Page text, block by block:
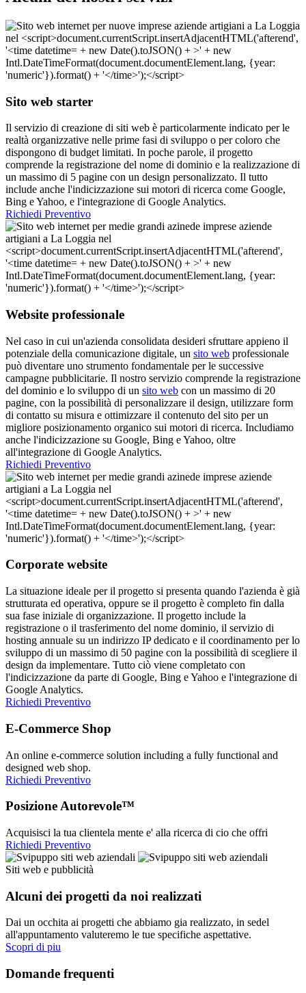
Sito web starter
Il servizio di creazione di siti web è particolarmente indicato per le
realtà organizzative nelle prime fasi di sviluppo o per coloro che
dispongono di budget limitati. In poche parole, il progetto
comprende la registrazione del nome di dominio e la realizzazione di
un massimo di 5 pagine con un design personalizzato. Il tutto
include anche l'indicizzazione sui motori di ricerca come Google,
Bing e Yahoo, e l'integrazione di Google Analytics.
Richiedi Preventivo
Website professionale
Nel caso in cui un'azienda consolidata desideri sfruttare appieno il
potenziale della comunicazione digitale, un sito web professionale
può diventare uno strumento fondamentale per le successive
campagne pubblicitarie. Il nostro servizio comprende la registrazione
del dominio e lo sviluppo di un sito web con un massimo di 20
pagine, con la possibilità di personalizzare il design, utilizzare form
di contatto su misura e ottimizzare il contenuto del sito per un
migliore posizionamento organico sui motori di ricerca. Includiamo
anche l'indicizzazione su Google, Bing e Yahoo, oltre
all'integrazione di Google Analytics.
Richiedi Preventivo
Corporate website
La situazione ideale per il progetto si presenta quando l'azienda è già
strutturata ed operativa, oppure se il progetto è completo fin dalla
sua fase iniziale di organizzazione. Il progetto include la
registrazione o il trasferimento del nome dominio, il servizio di
hosting annuale su un indirizzo IP dedicato e il coordinamento per lo
sviluppo di un massimo di 50 pagine con la possibilità di scegliere il
design da implementare. Tutto ciò viene completato con
l'indicizzazione da parte di Google, Bing e Yahoo e l'integrazione di
Google Analytics.
Richiedi Preventivo
E-Commerce Shop
An online e-commerce solution including a fully functional and
designed web shop.
Richiedi Preventivo
Posizione Autorevole™
Acquisisci la tua clientela mente e' alla ricerca di cio che offri
Richiedi Preventivo
Siti web e pubblicità
Alcuni dei progetti da noi realizzati
Dai un occhita ai progetti che abbiamo gia realizzato, in sedel
all'appuntamento valuteremo le tue specifiche aspettative.
Scopri di piu
Domande frequenti